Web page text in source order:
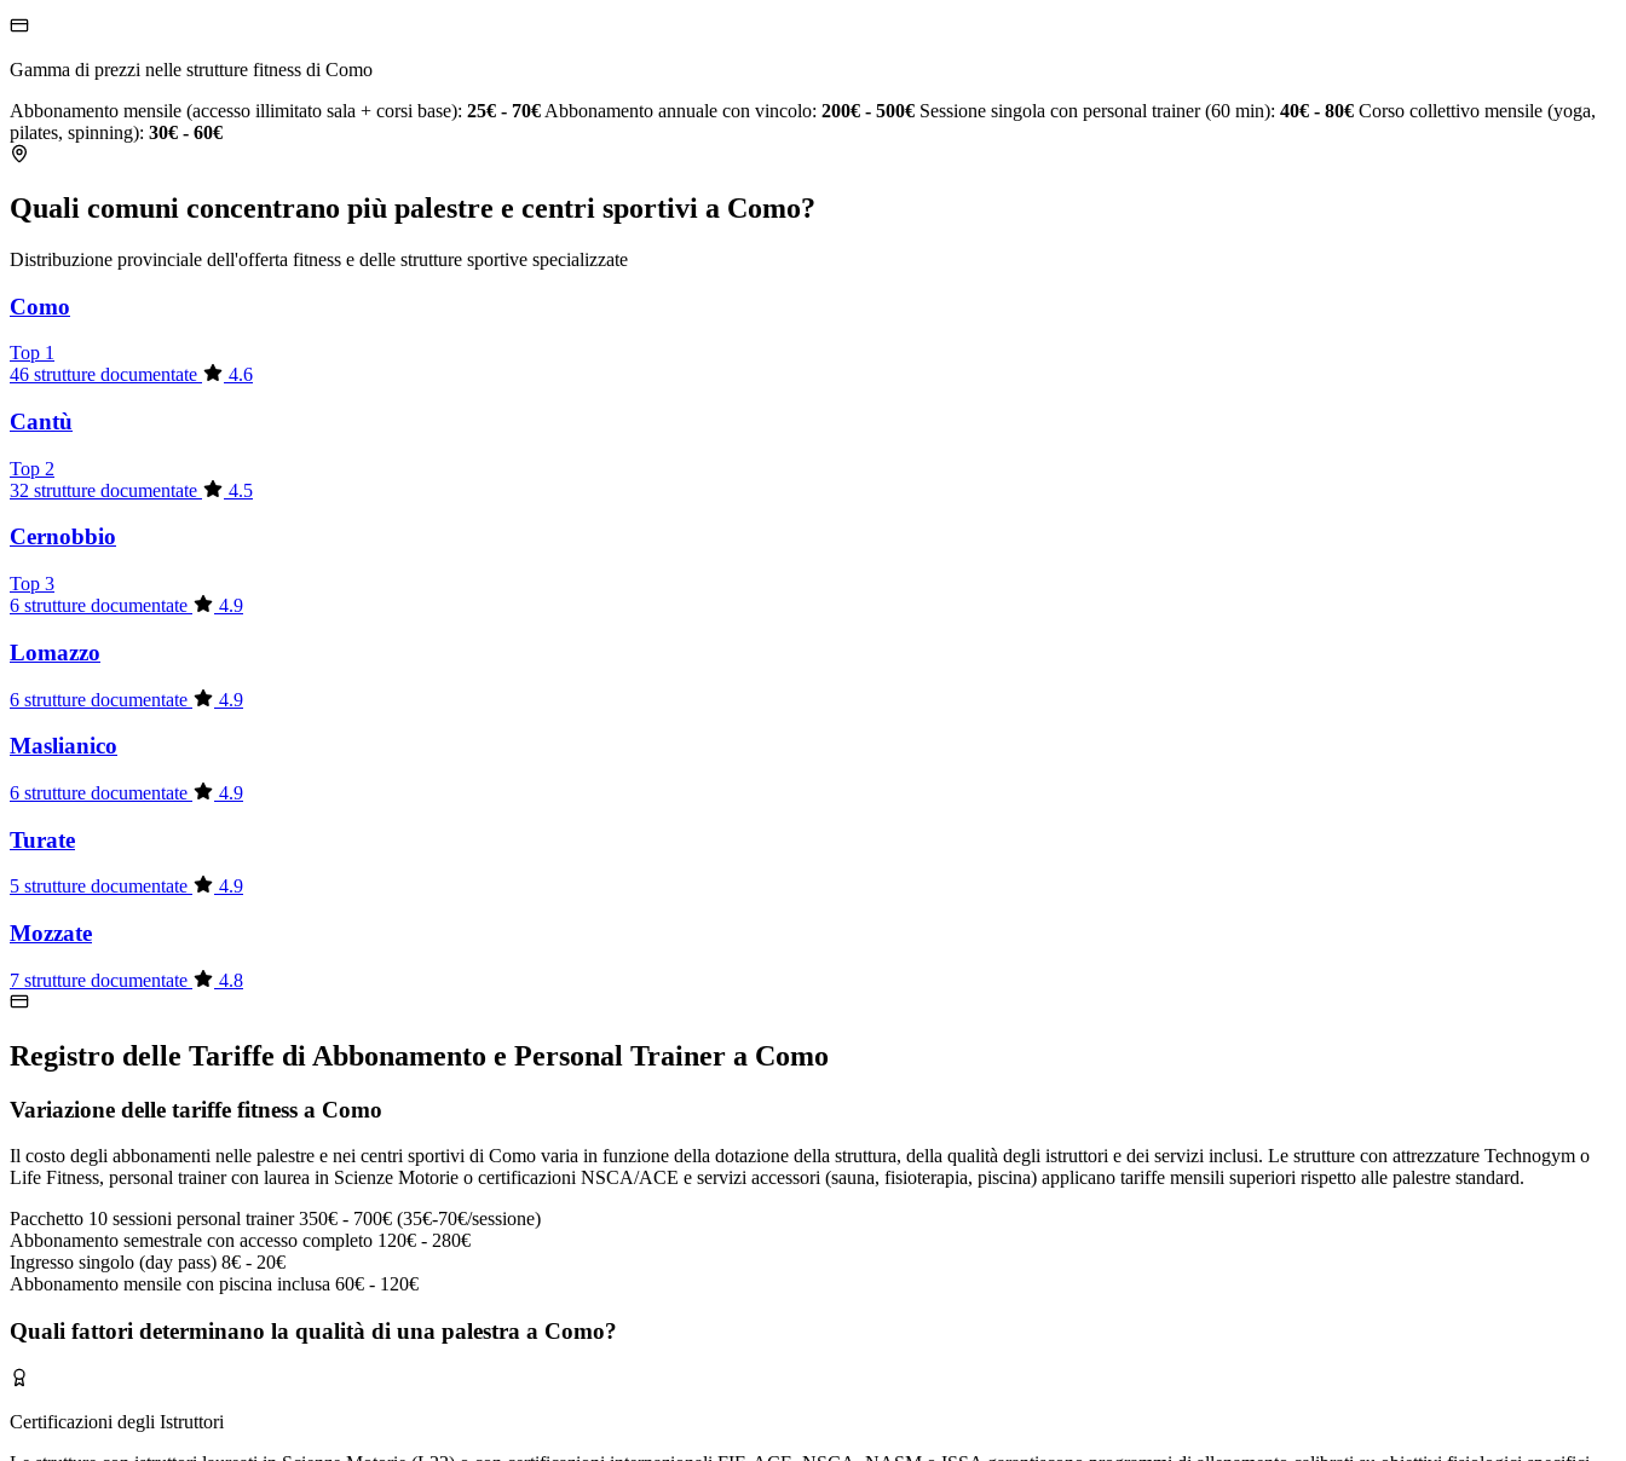
Gamma di prezzi nelle strutture fitness di Como
Abbonamento mensile (accesso illimitato sala + corsi base): 25€ - 70€ Abbonamento annuale con vincolo: 200€ - 500€ Sessione singola con personal trainer (60 min): 40€ - 80€ Corso collettivo mensile (yoga,
pilates, spinning): 30€ - 60€
Quali comuni concentrano più palestre e centri sportivi a Como?
Distribuzione provinciale dell'offerta fitness e delle strutture sportive specializzate
Como
Top 1
46 strutture documentate
4.6
Cantù
Top 2
32 strutture documentate
4.5
Cernobbio
Top 3
6 strutture documentate
4.9
Lomazzo
6 strutture documentate 4.9
Maslianico
6 strutture documentate 4.9
Turate
5 strutture documentate 4.9
Mozzate
7 strutture documentate 4.8
Registro delle Tariffe di Abbonamento e Personal Trainer a Como
Variazione delle tariffe fitness a Como
Il costo degli abbonamenti nelle palestre e nei centri sportivi di Como varia in funzione della dotazione della struttura, della qualità degli istruttori e dei servizi inclusi. Le strutture con attrezzature Technogym o
Life Fitness, personal trainer con laurea in Scienze Motorie o certificazioni NSCA/ACE e servizi accessori (sauna, fisioterapia, piscina) applicano tariffe mensili superiori rispetto alle palestre standard.
Pacchetto 10 sessioni personal trainer 350€ - 700€ (35€-70€/sessione)
Abbonamento semestrale con accesso completo 120€ - 280€
Ingresso singolo (day pass) 8€ - 20€
Abbonamento mensile con piscina inclusa 60€ - 120€
Quali fattori determinano la qualità di una palestra a Como?
Certificazioni degli Istruttori